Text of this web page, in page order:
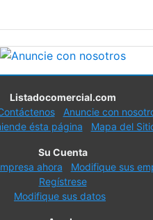
Listadocomercial.com
Anuncie con
ésta página
Mapa del
Su Cuenta
ahora
Modifique sus
Regístrese
Modifique sus datos